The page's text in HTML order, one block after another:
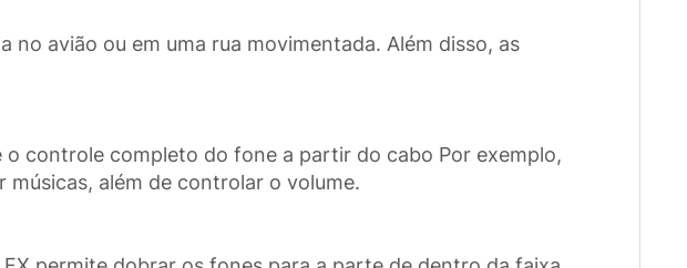
avião ou em uma rua movimentada. Além disso, as
controle completo do fone a partir do cabo Por exemplo,
além de controlar o volume.